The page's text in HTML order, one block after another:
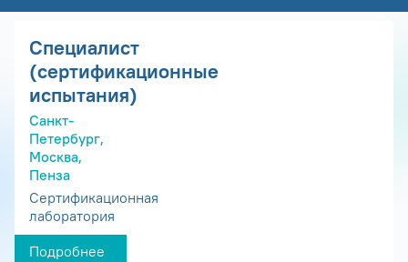
Специалист
(сертификационные
испытания)
Санкт-
Петербург,
Москва,
Пенза
Сертификационная
лаборатория
Подробнее